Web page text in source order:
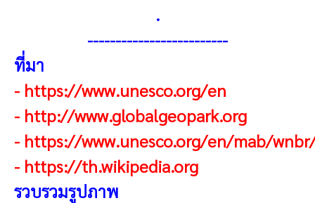
.
-------------------------
ที่มา
- https://www.unesco.org/en
- http://www.globalgeopark.org
- https://www.unesco.org/en/mab/
- https://th.wikipedia.org
รวบรวมรูปภาพ